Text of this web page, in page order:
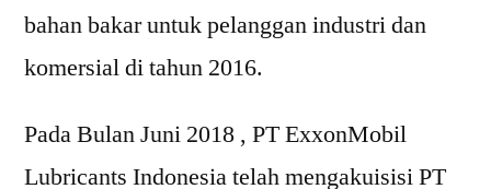
bahan bakar untuk pelanggan industri dan
komersial di tahun 2016.
Pada Bulan Juni 2018 , PT ExxonMobil
Lubricants Indonesia telah mengakuisisi PT